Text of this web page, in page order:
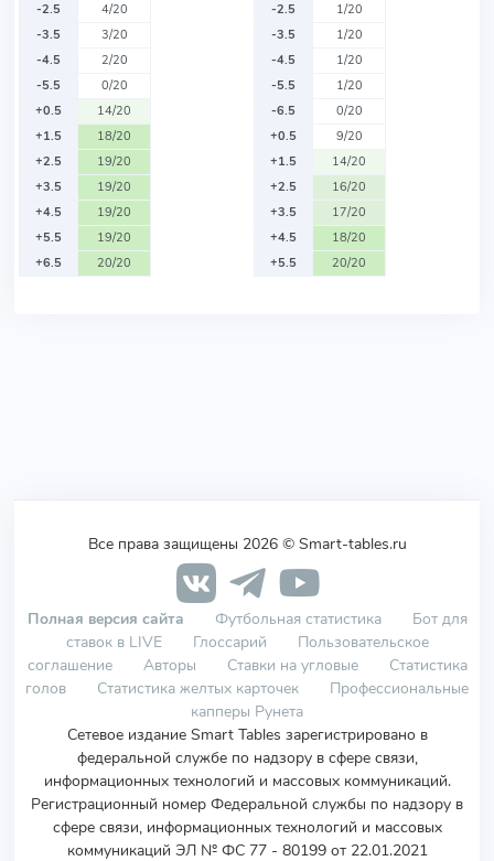
-2.5
4/20
-3.5
3/20
-4.5
2/20
-5.5
0/20
+0.5
14/20
+1.5
18/20
+2.5
19/20
+3.5
19/20
+4.5
19/20
+5.5
19/20
+6.5
20/20
-2.5
1/20
-3.5
1/20
-4.5
1/20
-5.5
1/20
-6.5
0/20
+0.5
9/20
+1.5
14/20
+2.5
16/20
+3.5
17/20
+4.5
18/20
+5.5
20/20
Все права защищены 2026 © Smart-tables.ru
Полная версия сайта Футбольная статистика
Бот для
ставок в LIVE
Глоссарий
Пользовательское
соглашение
Авторы Ставки на угловые
Статистика
голов
Статистика желтых карточек
Профессиональные
капперы Рунета
Сетевое издание Smart Tables зарегистрировано в
федеральной службе по надзору в сфере связи,
информационных технологий и массовых коммуникаций.
Регистрационный номер Федеральной службы по надзору в
сфере связи, информационных технологий и массовых
коммуникаций ЭЛ № ФС 77 - 80199 от 22.01.2021